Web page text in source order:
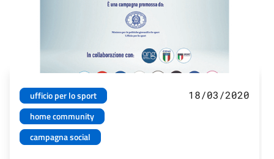
ufficio per lo sport
home community
campagna social
18/03/2020